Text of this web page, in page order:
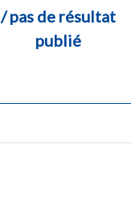
/ pas de résultat
publié